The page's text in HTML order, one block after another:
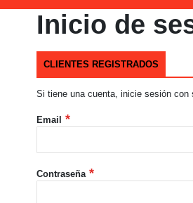
Inicio de
CLIENTES REGISTRADOS
Si tiene una cuenta, inicie sesión con
Email
Contraseña